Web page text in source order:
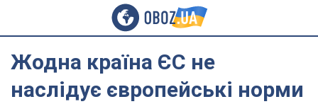
Жодна країна ЄС не
наслідує європейські норми